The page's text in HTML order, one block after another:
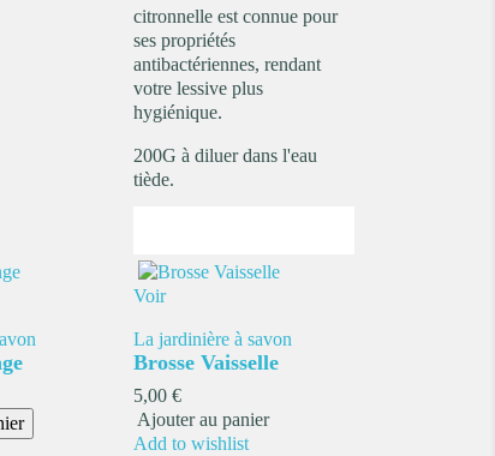
citronnelle est connue pour
ses propriétés
antibactériennes, rendant
votre lessive plus
hygiénique.
200G à diluer dans l'eau
tiède.
Voir
La jardinière à savon
Brosse Vaisselle
Prix
5,00 €
Ajouter au panier
Add to wishlist